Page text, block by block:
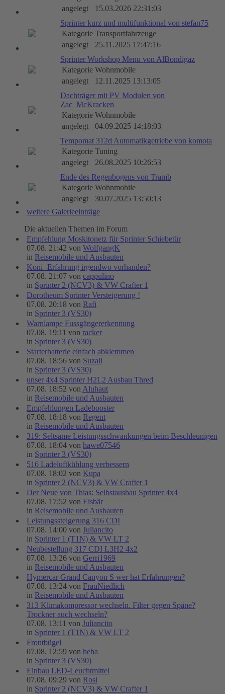
angelegt
15.03.2026 22:31:03
Sprinter kurz und multifunktional von stefan75
Kategorie Transportfahrzeuge
angelegt
25.11.2025 17:47:16
Sprinter Workshop Menu von AlBondigaz
Kategorie Wohnmobile
angelegt
12.11.2025 13:13:05
Dachträger mit PV Modulen von
Zac_McKracken
Kategorie Wohnmobile
angelegt
04.09.2025 14:18:03
Tempomat 312d Automatikgetriebe von komota
Kategorie Tuning
angelegt
26.08.2025 10:26:53
Ende des Regenbogens von Tramb
Kategorie Wohnmobile
angelegt
30.07.2025 13:50:13
weitere Galerieeinträge
Die aktuellen Themen im Forum
Empfehlung Moskitonetz für Sprinter Schiebetür
07.08. 21:42 von WolfgangK
in Reisemobile und Ausbauten
Koni -Erfahrung irgendwo vorhanden?
07.08. 21:07 von cappulino
in Sprinter 2 (NCV3) & VW Crafter 1
Dorotheum Sprinter Versteigerung !
07.08. 20:18 von Rafi
in Sprinter 3 (VS30)
Warnlampe Fussgängererkennung
07.08. 19:11 von racker
in Sprinter 3 (VS30)
Starterbatterie einfach abklemmen
07.08. 18:56 von Suzali
in Sprinter 3 (VS30)
unser 4x4 Sprinter H2L2 Ausbau Thred
07.08. 18:52 vonAluhaut
in Reisemobile und Ausbauten
Empfehlungen Ladebooster
07.08. 18:18 von Regent
in Reisemobile und Ausbauten
319: Seltsame Leistungsschwankungen beim Beschleunigen
07.08. 18:04 von hawe07546
in Sprinter 3 (VS30)
516 Ladeluftkühlung verbessern
07.08. 18:02 von Kupa
in Sprinter 2 (NCV3) & VW Crafter 1
Der Neue von Thias: Selbstausbau Sprinter 4x4
07.08. 17:52 von Eisbär
in Reisemobile und Ausbauten
Leistungssteigerung 316 CDI
07.08. 14:00 von Juliancito
in Sprinter 1 (T1N) & VW LT 2
Neubestellung 317 CDI L3H2 4x2
07.08. 13:26 von Gerri1969
in Reisemobile und Ausbauten
Hymercar Grand Canyon S wer hat Erfahrungen?
07.08. 13:24 von FrauNiedlich
in Reisemobile und Ausbauten
313 Klimakompressor wechseln. Filter gegen Späne?
Trockner auch wechseln?
07.08. 13:11 von Juliancito
in Sprinter 1 (T1N) & VW LT 2
Frontbügel
07.08. 12:59 von heha
in Sprinter 3 (VS30)
Einbau LED-Leuchtmittel
07.08. 09:29 von Rosi
in Sprinter 2 (NCV3) & VW Crafter 1